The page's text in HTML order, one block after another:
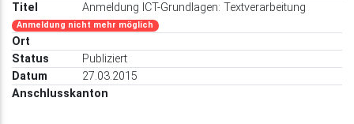
Anmeldung ICT-Grundlagen: Textverarbeitung
Anmeldung nicht mehr möglich
Publiziert
27.03.2015